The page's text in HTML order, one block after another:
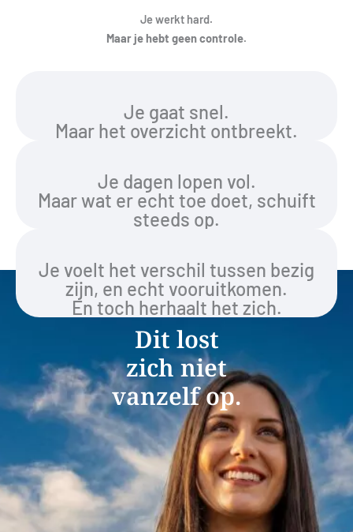
Jewerkt hard.
Maar je hebt geen controle.
Je gaat snel.
Maar het overzicht ontbreekt.
Je dagen lopen vol.
Maar wat er echt toe doet, schuift
steeds op.
Je voelt het verschil tussen bezig
zijn, en echt vooruitkomen.
En toch herhaalt het zich.
Dit lost
zich niet
vanzelf op.